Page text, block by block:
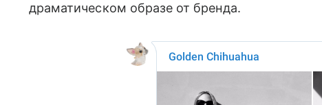
драматическом образе от бренда.